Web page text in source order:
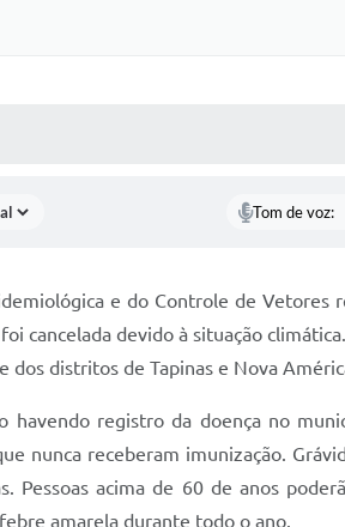
Tom de voz:
e do Controle de Vetores
cancelada devido à situação
dos distritos de Tapinas e Nova
havendo registro da doença no
nunca receberam imunização.
acima de 60 de anos
amarela durante todo o ano.